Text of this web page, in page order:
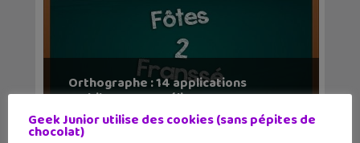
Orthographe : 14 applications
mobiles pour amélior...
Geek Junior utilise des cookies (sans pépites de
chocolat)